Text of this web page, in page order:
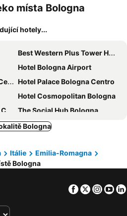
domácí
zvířata
místa Bologna
hotely...
Best Western Plus Tower Hotel Bologna
Hotel Bologna Airport
Hotel Palace Bologna Centro
Hotel Cosmopolitan Bologna
The Social Hub Bologna
Hotel Il Guercino
Hotel Internazionale
Savhotel Fiera Bologna
Savoia Hotel Regency
Bologna
Itálie
Emilia-Romagna
Bologna
Facebook
Twitter